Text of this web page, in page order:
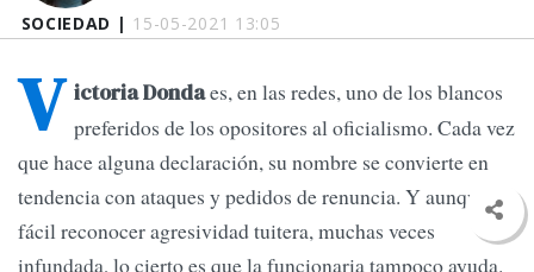
SOCIEDAD | 15-05-2021 13:05
V ictoria Dondaes, en las redes, uno de los blancos
preferidos de los opositores al oficialismo. Cada vez
que hace alguna declaración, su nombre se convierte en
tendencia con ataques y pedidos de renuncia. Y aunque es
fácil reconocer agresividad tuitera, muchas veces
infundada, lo cierto es que la funcionaria tampoco ayuda.